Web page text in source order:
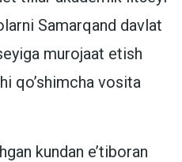
Samarqand davlat
murojaat etish
qo’shimcha vosita
kundan e’tiboran